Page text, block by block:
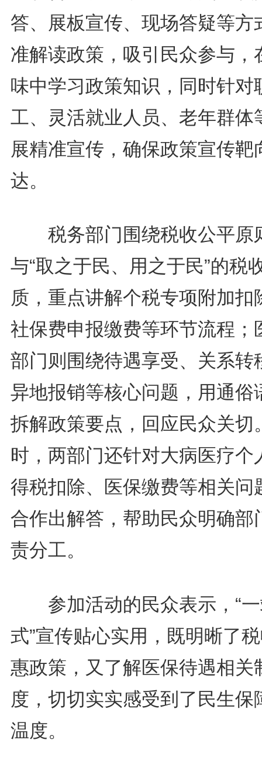
答、展板宣传、现场答疑等方
准解读政策，吸引民众参与，
味中学习政策知识，同时针对
工、灵活就业人员、老年群体
展精准宣传，确保政策宣传靶
达。
税务部门围绕税收公平原
与“取之于民、用之于民”的税
质，重点讲解个税专项附加扣
社保费申报缴费等环节流程；
部门则围绕待遇享受、关系转
异地报销等核心问题，用通俗
拆解政策要点，回应民众关切
时，两部门还针对大病医疗个
得税扣除、医保缴费等相关问
合作出解答，帮助民众明确部
责分工。
参加活动的民众表示，“
式”宣传贴心实用，既明晰了
惠政策，又了解医保待遇相关
度，切切实实感受到了民生保
温度。